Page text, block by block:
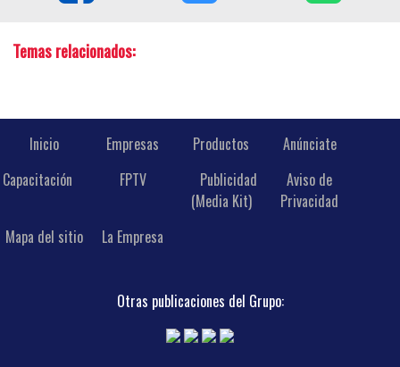
Temas relacionados:
Inicio Empresas Productos
Anúnciate
Capacitación
FPTV
Publicidad
(Media Kit)
Aviso de
Privacidad
Mapa del sitio
La Empresa
Otras publicaciones del Grupo: